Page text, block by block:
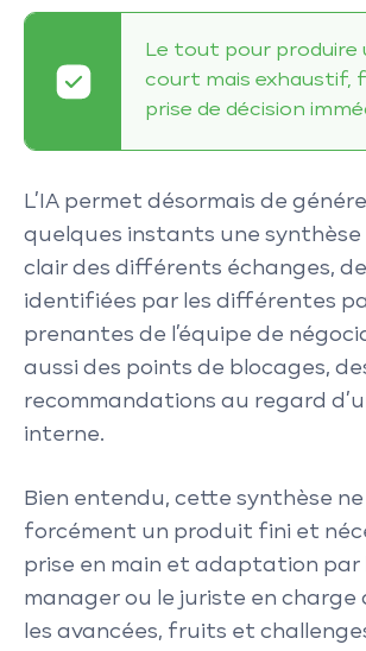
Le tout pour produire
court mais exhaustif,
prise de décision
L’IA permet désormais de
quelques instants une synthèse
clair des différents échanges,
identifiées par les différentes
prenantes de l’équipe de
aussi des points de blocages,
recommandations au regard
interne.
Bien entendu, cette synthèse
forcément un produit fini et
prise en main et adaptation
manager ou le juriste en charge
les avancées, fruits et